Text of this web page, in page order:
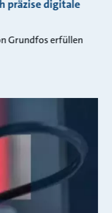
präzise digitale
Grundfos erfüllen